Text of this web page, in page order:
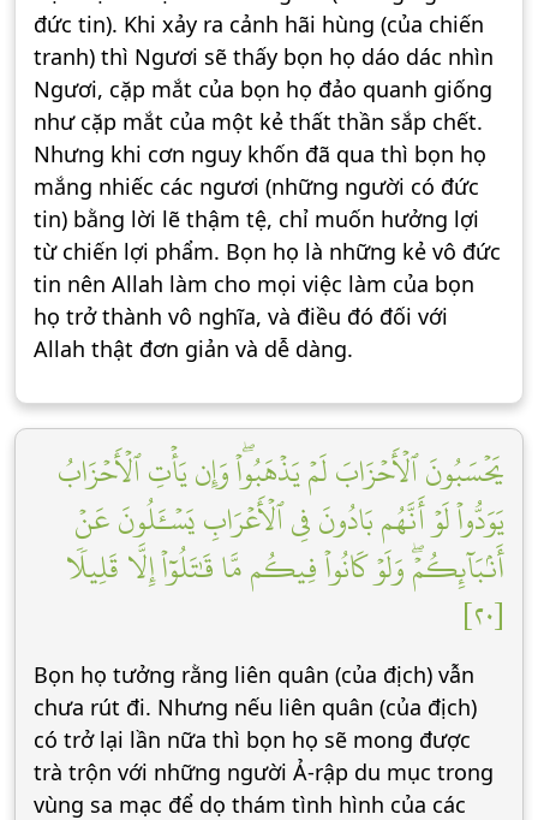
đức tin). Khi xảy ra cảnh hãi hùng (của chiến
tranh) thì Ngươi sẽ thấy bọn họ dáo dác nhìn
Ngươi, cặp mắt của bọn họ đảo quanh giống
như cặp mắt của một kẻ thất thần sắp chết.
Nhưng khi cơn nguy khốn đã qua thì bọn họ
mắng nhiếc các ngươi (những người có đức
tin) bằng lời lẽ thậm tệ, chỉ muốn hưởng lợi
từ chiến lợi phẩm. Bọn họ là những kẻ vô đức
tin nên Allah làm cho mọi việc làm của bọn
họ trở thành vô nghĩa, và điều đó đối với
Allah thật đơn giản và dễ dàng.
يَحۡسَبُونَ ٱلۡأَحۡزَابَ لَمۡ يَذۡهَبُواْۖ وَإِن يَأۡتِ ٱلۡأَحۡزَابُ
يَوَدُّواْ لَوۡ أَنَّهُم بَادُونَ فِي ٱلۡأَعۡرَابِ يَسۡـَٔلُونَ عَنۡ
أَنۢبَآئِكُمۡۖ وَلَوۡ كَانُواْ فِيكُم مَّا قَٰتَلُوٓاْ إِلَّا قَلِيلٗا
[٢٠]
Bọn họ tưởng rằng liên quân (của địch) vẫn
chưa rút đi. Nhưng nếu liên quân (của địch)
có trở lại lần nữa thì bọn họ sẽ mong được
trà trộn với những người Ả-rập du mục trong
vùng sa mạc để dọ thám tình hình của các